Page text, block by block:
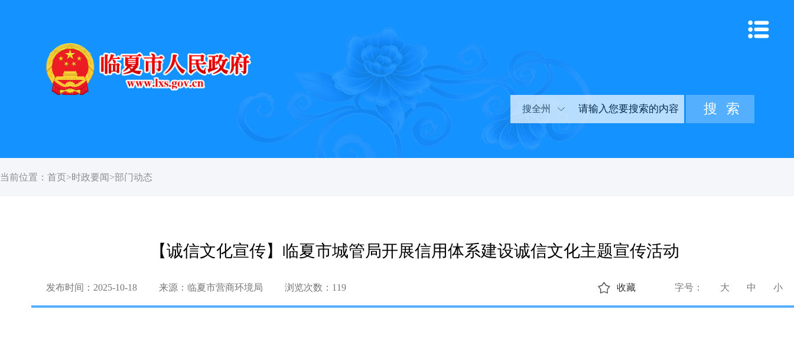
搜全州
当前位置： 首页>时政要闻 >部门动态
【诚信文化宣传】临夏市城管局开展信用体系建设诚信文化主题宣传活动
发布时间：2025-10-18 来源：临夏市营商环境局 浏览次数： 119 字号： 大 中 小
收藏